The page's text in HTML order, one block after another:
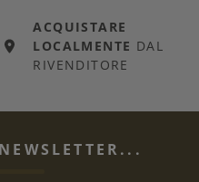
ACQUISTARE
LOCALMENTE DAL
RIVENDITORE